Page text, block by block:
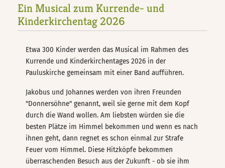
Ein Musical zum Kurrende- und
Kinderkirchentag 2026
Etwa 300 Kinder werden das Musical im Rahmen des
Kurrende und Kinderkirchentages 2026 in der
Pauluskirche gemeinsam mit einer Band aufführen.
Jakobus und Johannes werden von ihren Freunden
"Donnersöhne" genannt, weil sie gerne mit dem Kopf
durch die Wand wollen. Am liebsten würden sie die
besten Plätze im Himmel bekommen und wenn es nach
ihnen geht, dann regnet es schon einmal zur Strafe
Feuer vom Himmel. Diese Hitzköpfe bekommen
überraschenden Besuch aus der Zukunft - ob sie ihm
Taizé – Fahrt
Jungbläsertage
Ökumenische
Kindersingewoche
D-Kurs für Organisten